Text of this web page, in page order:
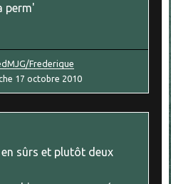
perm'
Frederique
17 octobre 2010
sûrs et plutôt deux